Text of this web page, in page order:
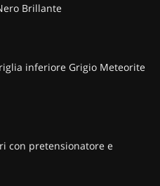
Brillante
inferiore Grigio Meteorite
con pretensionatore e